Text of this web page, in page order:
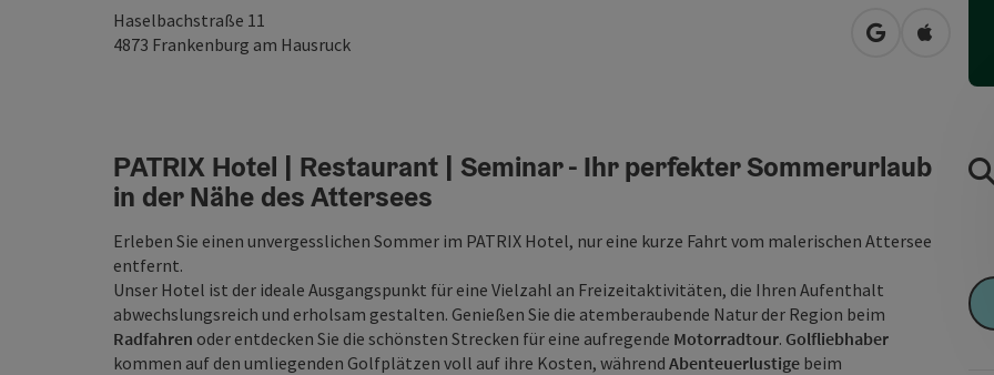
Haselbachstraße 11
4873 Frankenburg am Hausruck in Google
in
PATRIX Hotel | Restaurant | Seminar - Ihr perfekter Sommerurlaub
in der Nähe des Attersees
Erleben Sie einen unvergesslichen Sommer im PATRIX Hotel, nur eine kurze Fahrt vom malerischen Attersee
entfernt.
Unser Hotel ist der ideale Ausgangspunkt für eine Vielzahl an Freizeitaktivitäten, die Ihren Aufenthalt
abwechslungsreich und erholsam gestalten. Genießen Sie die atemberaubende Natur der Region beim
Radfahren oder entdecken Sie die schönsten Strecken für eine aufregende Motorradtour. Golfliebhaber
kommen auf den umliegenden Golfplätzen voll auf ihre Kosten, während Abenteuerlustige beim